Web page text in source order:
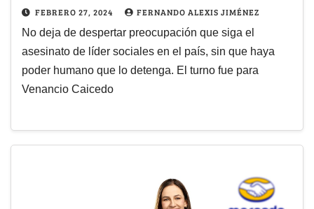
FEBRERO 27, 2024 FERNANDO ALEXIS JIMÉNEZ
No deja de despertar preocupación que siga el
asesinato de líder sociales en el país, sin que haya
poder humano que lo detenga. El turno fue para
Venancio Caicedo